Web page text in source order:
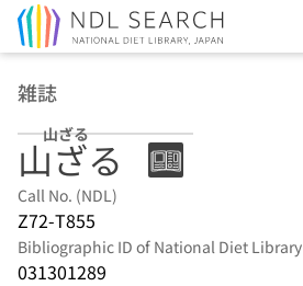
雑誌
山ざる
山ざる
Call No. (NDL)
Z72-T855
Bibliographic ID of National Diet Library
031301289